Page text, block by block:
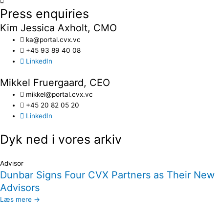
Press enquiries
Kim Jessica Axholt, CMO
ka@portal.cvx.vc​
+45 93 89 40 08
LinkedIn
Mikkel Fruergaard, CEO
mikkel@portal.cvx.vc
+45 20 82 05 20
LinkedIn
Dyk ned i vores arkiv
Advisor
Dunbar Signs Four CVX Partners as Their New
Advisors
Læs mere →